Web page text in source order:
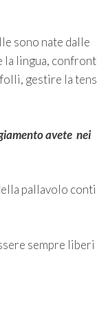
sono nate dalle
la lingua,
gestire la
avete nei
pallavolo
sempre